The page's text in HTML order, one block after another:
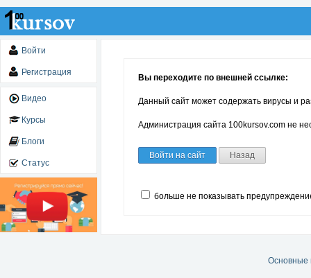
Войти
Регистрация
Видео
Курсы
Блоги
Статус
Вы переходите по внешней ссылке:
Данный сайт может содержать вирусы и
Администрация сайта 100kursov.com не
Войти на сайт Назад
больше не показывать
Основные